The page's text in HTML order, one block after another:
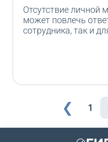
Отсутствие личной
может повлечь
сотрудника, так и
❮ 1